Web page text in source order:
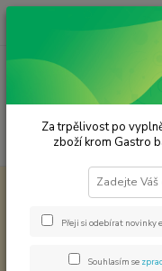
Papírové výřezy
Ramínko 1 ks
Za trpělivost po
zboží krom Gastro
Přeji si odebírat novinky
Souhlasím se